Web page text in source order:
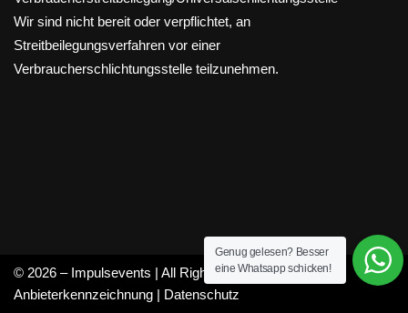
Wir sind nicht bereit oder verpflichtet, an
Streitbeilegungsverfahren vor einer
Verbraucherschlichtungsstelle teilzunehmen.
© 2026 – Impulsevents | All Rights Reserved |
Anbieterkennzeichnung | Datenschutz
Genug gelesen? Besser
eine Whatsapp schicken!